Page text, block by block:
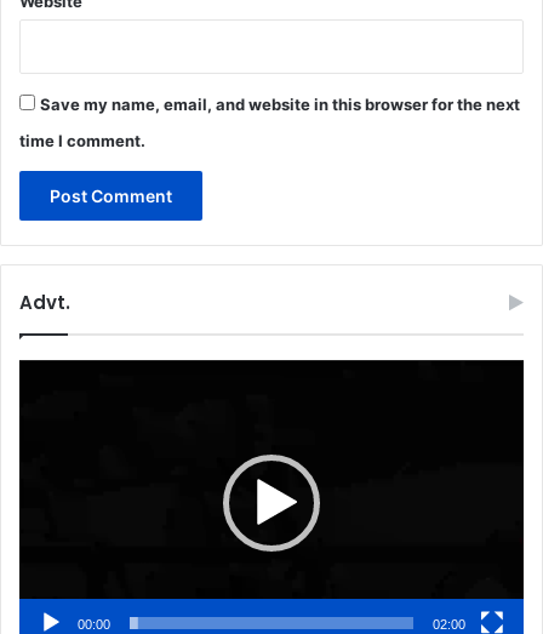
Save my name, email, and website in this browser for the next
time I comment.
Advt.
00:00 02:00